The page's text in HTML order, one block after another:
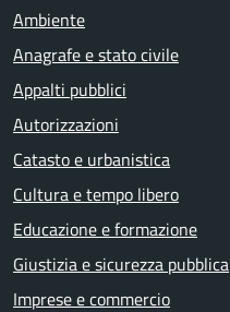
Ambiente
Anagrafe e stato civile
Appalti pubblici
Autorizzazioni
Catasto e urbanistica
Cultura e tempo libero
Educazione e formazione
Giustizia e sicurezza pubblica
Imprese e commercio